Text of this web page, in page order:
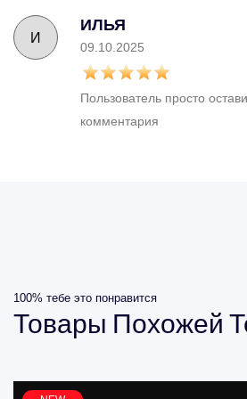
И
ИЛЬЯ
09.10.2025
Пользователь просто
комментария
100% тебе это понравится
Товары Похожей